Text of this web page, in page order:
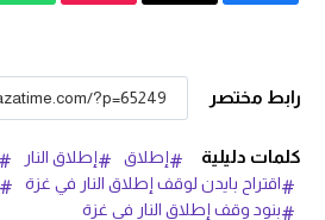
رابط مختصر
كلمات دليلية إطلاق إطلاق النار
اقتراح بايدن لوقف إطلاق النار في غزة
بنود وقف إطلاق النار في غزة